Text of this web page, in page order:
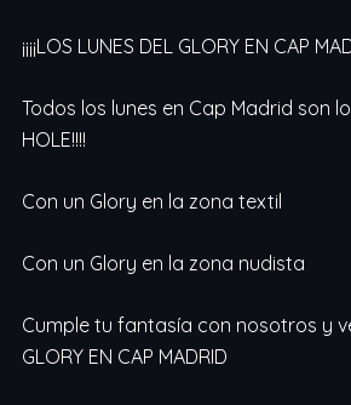
¡¡¡¡LOS LUNES DEL GLORY EN CAP
Todos los lunes en Cap Madrid son lo
HOLE!!!!
Con un Glory en la zona textil
Con un Glory en la zona nudista
Cumple tu fantasía con nosotros y
GLORY EN CAP MADRID